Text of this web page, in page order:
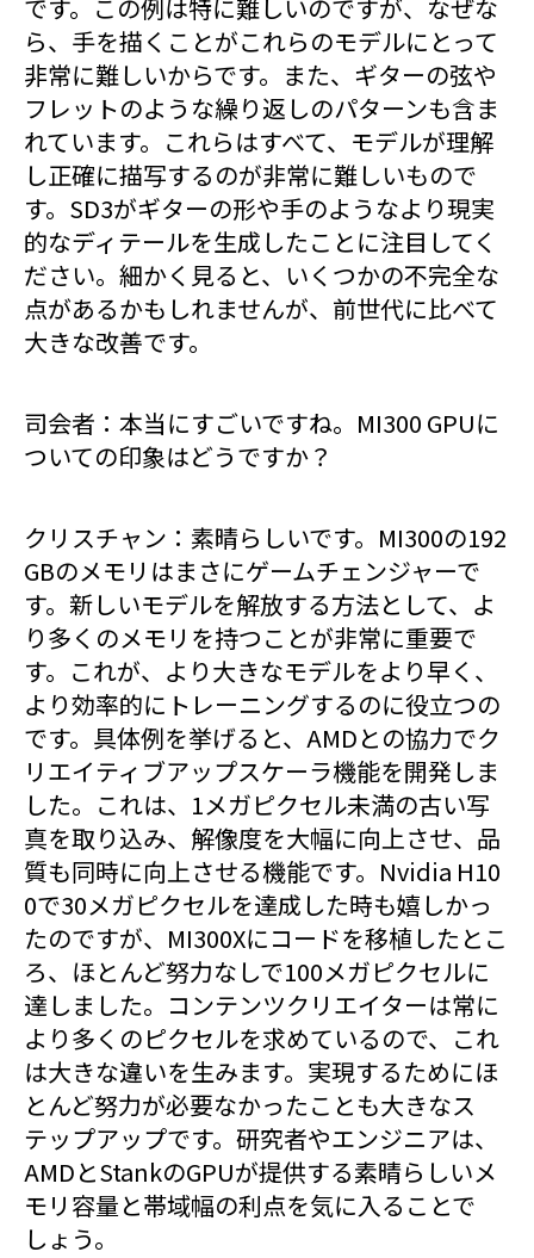
です。この例は特に難しいのですが、なぜな
ら、手を描くことがこれらのモデルにとって
非常に難しいからです。また、ギターの弦や
フレットのような繰り返しのパターンも含ま
れています。これらはすべて、モデルが理解
し正確に描写するのが非常に難しいもので
す。SD3がギターの形や手のようなより現実
的なディテールを生成したことに注目してく
ださい。細かく見ると、いくつかの不完全な
点があるかもしれませんが、前世代に比べて
大きな改善です。
司会者：本当にすごいですね。MI300 GPUに
ついての印象はどうですか？
クリスチャン：素晴らしいです。MI300の192
GBのメモリはまさにゲームチェンジャーで
す。新しいモデルを解放する方法として、よ
り多くのメモリを持つことが非常に重要で
す。これが、より大きなモデルをより早く、
より効率的にトレーニングするのに役立つの
です。具体例を挙げると、AMDとの協力でク
リエイティブアップスケーラ機能を開発しま
した。これは、1メガピクセル未満の古い写
真を取り込み、解像度を大幅に向上させ、品
質も同時に向上させる機能です。Nvidia H10
0で30メガピクセルを達成した時も嬉しかっ
たのですが、MI300Xにコードを移植したとこ
ろ、ほとんど努力なしで100メガピクセルに
達しました。コンテンツクリエイターは常に
より多くのピクセルを求めているので、これ
は大きな違いを生みます。実現するためにほ
とんど努力が必要なかったことも大きなス
テップアップです。研究者やエンジニアは、
AMDとStankのGPUが提供する素晴らしいメ
モリ容量と帯域幅の利点を気に入ることで
しょう。